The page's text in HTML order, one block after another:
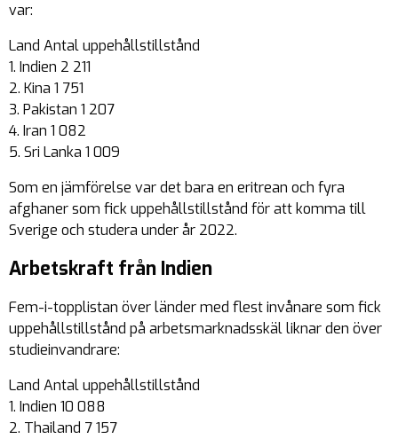
var:
Land Antal uppehållstillstånd
1. Indien 2 211
2. Kina 1 751
3. Pakistan 1 207
4. Iran 1 082
5. Sri Lanka 1 009
Som en jämförelse var det bara en eritrean och fyra
afghaner som fick uppehållstillstånd för att komma till
Sverige och studera under år 2022.
Arbetskraft från Indien
Fem-i-topplistan över länder med flest invånare som fick
uppehållstillstånd på arbetsmarknadsskäl liknar den över
studieinvandrare:
Land Antal uppehållstillstånd
1. Indien 10 088
2. Thailand 7 157